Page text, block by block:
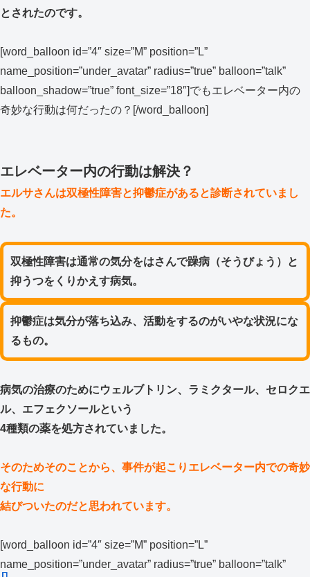
とされたのです。
[word_balloon id=”4″ size=”M” position=”L”
name_position=”under_avatar” radius=”true” balloon=”talk”
balloon_shadow=”true” font_size=”18″]でもエレベーター内の
奇妙な行動は何だったの？[/word_balloon]
エレベーター内の行動は解決？
エルサさんは双極性障害と抑鬱症があると診断されていまし
た。
双極性障害は通常の気分をはさんで躁病（そうびょう）と
抑うつをくりかえす病気。
抑鬱症は気分が落ち込み、活動をするのがいやな状況にな
るもの。
病気の治療のためにウェルブトリン、ラミクタール、セロクエ
ル、エフェクソールという
4種類の薬を処方されていました。
そのためそのことから、事件が起こりエレベーター内での奇妙
な行動に
結びついたのだと思われています。
[word_balloon id=”4″ size=”M” position=”L”
name_position=”under_avatar” radius=”true” balloon=”talk”